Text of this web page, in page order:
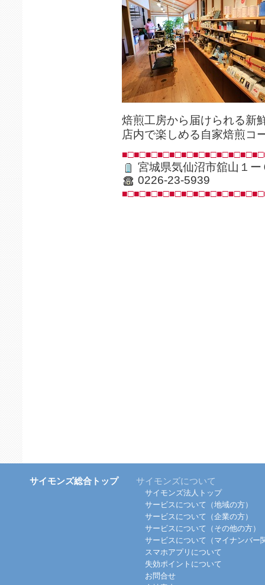
焙煎工房から届けられる新
店内で楽しめる自家焙煎コ
宮城県気仙沼市舘山１ー
0226-23-5939
サイモンズ総合トップ サイモンズについて
サイモンズ法人トップ
サービスについて（地域の方）
サービスについて（企業の方）
サービスについて（その他の方）
サービスについて（マイナンバー
スマホアプリについて
失効ポイントについて
お問合せ